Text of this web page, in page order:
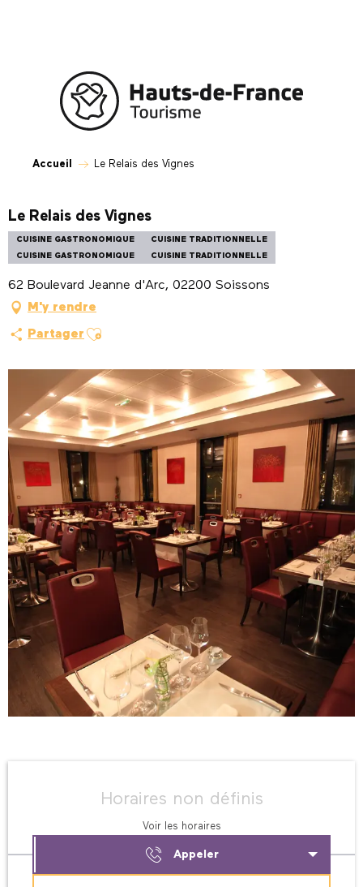
Accueil Le Relais des Vignes
Le Relais des Vignes
CUISINE GASTRONOMIQUE
CUISINE TRADITIONNELLE
CUISINE GASTRONOMIQUE
CUISINE TRADITIONNELLE
62 Boulevard Jeanne d'Arc, 02200 Soissons
M'y rendre
Partager Ajouter aux favoris
Horaires non définis
Voir les horaires
Appeler